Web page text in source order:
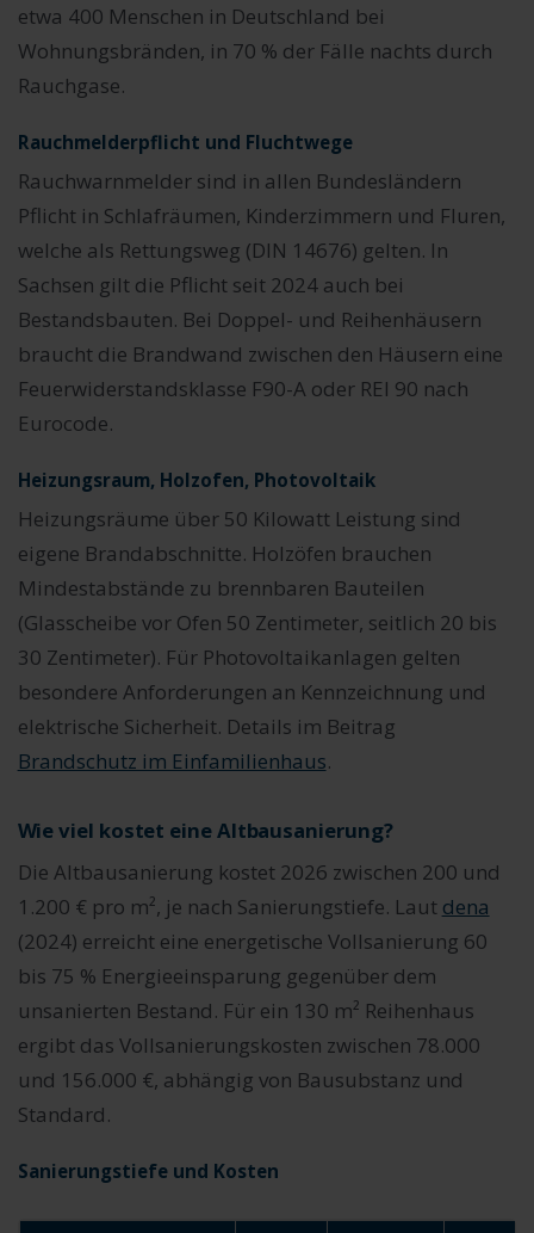
etwa 400 Menschen in Deutschland bei
Wohnungsbränden, in 70 % der Fälle nachts durch
Rauchgase.
Rauchmelderpflicht und Fluchtwege
Rauchwarnmelder sind in allen Bundesländern
Pflicht in Schlafräumen, Kinderzimmern und Fluren,
welche als Rettungsweg (DIN 14676) gelten. In
Sachsen gilt die Pflicht seit 2024 auch bei
Bestandsbauten. Bei Doppel- und Reihenhäusern
braucht die Brandwand zwischen den Häusern eine
Feuerwiderstandsklasse F90-A oder REI 90 nach
Eurocode.
Heizungsraum, Holzofen, Photovoltaik
Heizungsräume über 50 Kilowatt Leistung sind
eigene Brandabschnitte. Holzöfen brauchen
Mindestabstände zu brennbaren Bauteilen
(Glasscheibe vor Ofen 50 Zentimeter, seitlich 20 bis
30 Zentimeter). Für Photovoltaikanlagen gelten
besondere Anforderungen an Kennzeichnung und
elektrische Sicherheit. Details im Beitrag
Brandschutz im Einfamilienhaus.
Wie viel kostet eine Altbausanierung?
Die Altbausanierung kostet 2026 zwischen 200 und
1.200 € pro m², je nach Sanierungstiefe. Laut dena
(2024) erreicht eine energetische Vollsanierung 60
bis 75 % Energieeinsparung gegenüber dem
unsanierten Bestand. Für ein 130 m² Reihenhaus
ergibt das Vollsanierungskosten zwischen 78.000
und 156.000 €, abhängig von Bausubstanz und
Standard.
Sanierungstiefe und Kosten